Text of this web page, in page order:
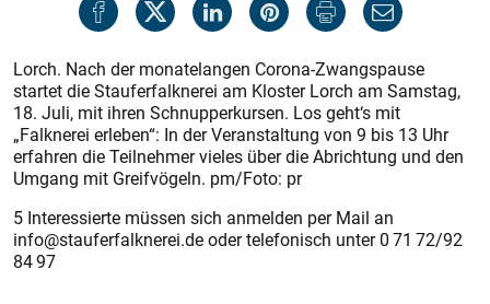
Lorch. Nach der monatelangen Corona-Zwangspause
startet die Stauferfalknerei am Kloster Lorch am Samstag,
18. Juli, mit ihren Schnupperkursen. Los geht‘s mit
„Falknerei erleben“: In der Veranstaltung von 9 bis 13 Uhr
erfahren die Teilnehmer vieles über die Abrichtung und den
Umgang mit Greifvögeln. pm/Foto: pr
5 Interessierte müssen sich anmelden per Mail an
info@stauferfalknerei.de oder telefonisch unter 0 71 72/92
84 97